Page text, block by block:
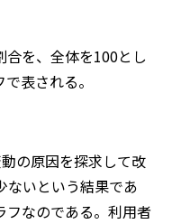
を、全体を100とし
表される。
の原因を探求して改
ないという結果であ
フなのである。利用者